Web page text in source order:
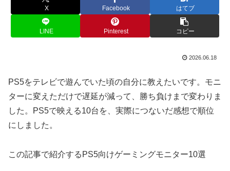
X Facebook はてブ
LINE Pinterest コピー
2026.06.18
PS5をテレビで遊んでいた頃の自分に教えたいです。モニ
ターに変えただけで遅延が減って、勝ち負けまで変わりま
した。PS5で映える10台を、実際につないだ感想で順位
にしました。
この記事で紹介するPS5向けゲーミングモニター10選